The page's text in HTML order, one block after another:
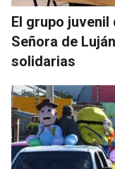
El grupo
Señora de
solidarias